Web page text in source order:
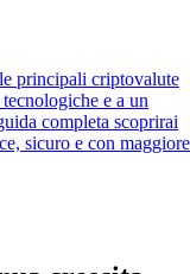
principali criptovalute
e a un
completa scoprirai
sicuro e con maggiore